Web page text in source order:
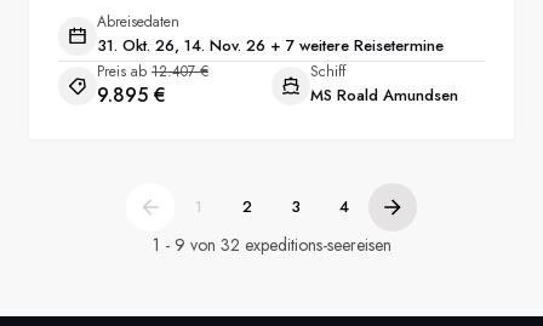
Abreisedaten
31. Okt. 26, 14. Nov. 26 + 7 weitere Reisetermine
Preis ab 12.407 €
9.895 €
Schiff
MS Roald Amundsen
1 2 3 4
1 - 9 von 32 expeditions-seereisen